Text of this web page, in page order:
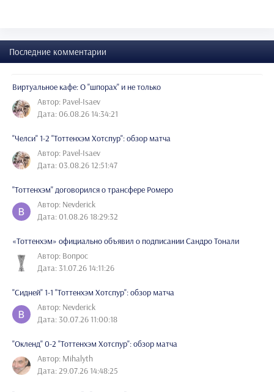
Последние комментарии
Виртуальное кафе: О "шпорах" и не только
Автор: Pavel-Isaev
Дата: 06.08.26 14:34:21
"Челси" 1-2 "Тоттенхэм Хотспур": обзор матча
Автор: Pavel-Isaev
Дата: 03.08.26 12:51:47
"Тоттенхэм" договорился о трансфере Ромеро
Автор: Nevderick
Дата: 01.08.26 18:29:32
«Тоттенхэм» официально объявил о подписании Сандро Тонали
Автор: Вопрос
Дата: 31.07.26 14:11:26
"Сидней" 1-1 "Тоттенхэм Хотспур": обзор матча
Автор: Nevderick
Дата: 30.07.26 11:00:18
"Окленд" 0-2 "Тоттенхэм Хотспур": обзор матча
Автор: Mihalyth
Дата: 29.07.26 14:48:25